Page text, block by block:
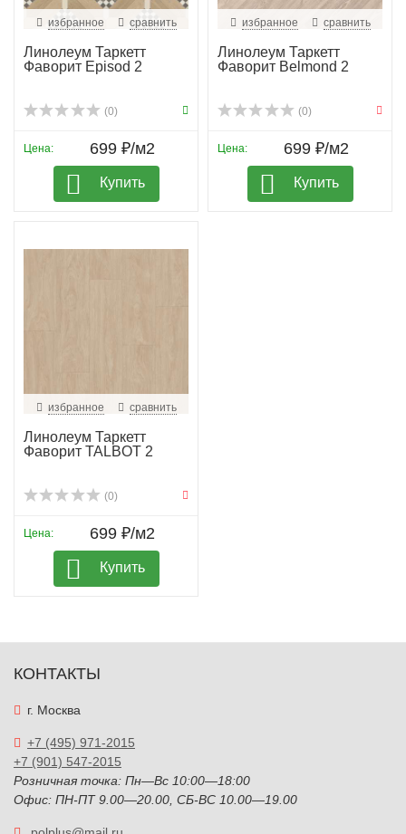
избранное сравнить
Линолеум Таркетт
Фаворит Episod 2
(0)
Цена: 699 ₽/м2
Купить
избранное сравнить
Линолеум Таркетт
Фаворит Belmond 2
(0)
Цена: 699 ₽/м2
Купить
избранное сравнить
Линолеум Таркетт
Фаворит TALBOT 2
(0)
Цена: 699 ₽/м2
Купить
КОНТАКТЫ
г. Москва
+7 (495) 971-2015
+7 (901) 547-2015
Розничная точка: Пн—Вс 10:00—18:00
Офис: ПН-ПТ 9.00—20.00, СБ-ВС 10.00—19.00